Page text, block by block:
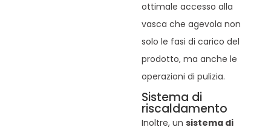
ottimale accesso alla
vasca che agevola non
solo le fasi di carico del
prodotto, ma anche le
operazioni di pulizia.
Sistema di
riscaldamento
Inoltre, un sistema di